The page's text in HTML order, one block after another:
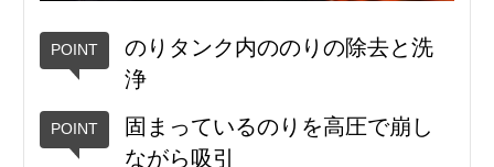
のりタンク内ののりの除去と洗
浄
固まっているのりを高圧で崩し
ながら吸引